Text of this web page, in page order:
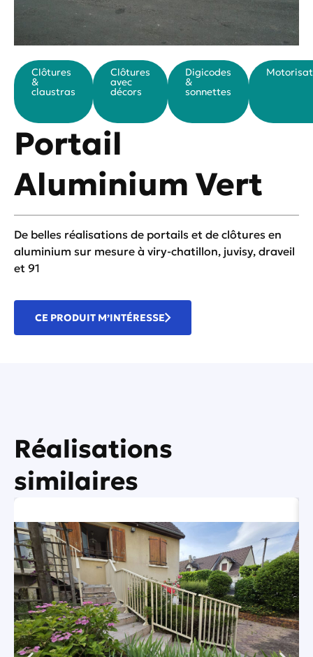
Clôtures
&
claustras
Clôtures
avec
décors
Digicodes
&
sonnettes
Portail
Aluminium Vert
De belles réalisations de portails et de clôtures en
aluminium sur mesure à viry-chatillon, juvisy, draveil
et 91
CE PRODUIT M’INTÉRESSE
Réalisations
similaires